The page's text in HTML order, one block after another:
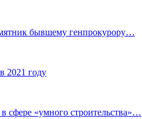
бывшему генпрокурору…
2021 году
сфере «умного строительства»…